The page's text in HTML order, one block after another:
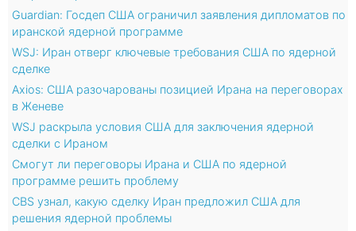
Guardian: Госдеп США ограничил заявления дипломатов по
иранской ядерной программе
WSJ: Иран отверг ключевые требования США по ядерной
сделке
Axios: США разочарованы позицией Ирана на переговорах
в Женеве
WSJ раскрыла условия США для заключения ядерной
сделки с Ираном
Смогут ли переговоры Ирана и США по ядерной
программе решить проблему
CBS узнал, какую сделку Иран предложил США для
решения ядерной проблемы